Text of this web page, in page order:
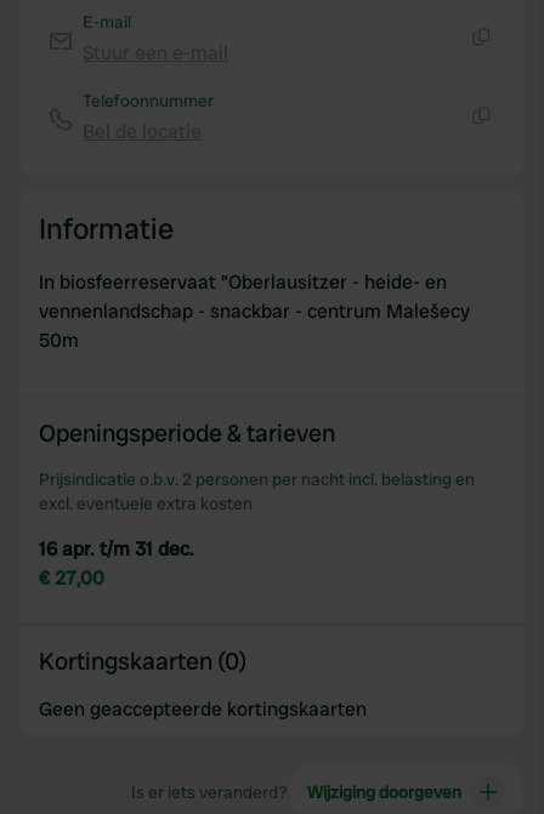
E-mail
Telefoonnummer
Informatie
In biosfeerreservaat "Oberlausitzer - heide- en
vennenlandschap - snackbar - centrum Malešecy
50m
Openingsperiode & tarieven
Prijsindicatie o.b.v. 2 personen per nacht incl. belasting en
excl. eventuele extra kosten
16 apr. t/m 31 dec.
€ 27,00
Kortingskaarten (0)
Geen geaccepteerde kortingskaarten
Is er iets veranderd? Wijziging doorgeven